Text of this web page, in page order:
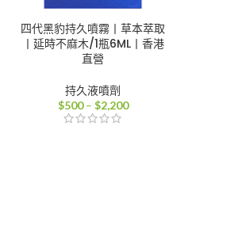
四代黑豹持久噴霧丨草本萃取
丨延時不麻木/1瓶6ML丨香港
直營
持久液噴劑
$500 – $2,200價